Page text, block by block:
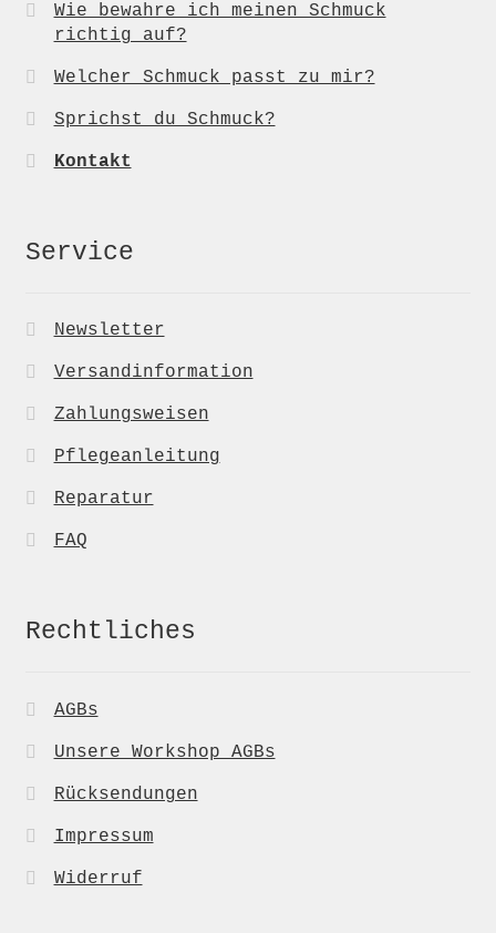
Wie bewahre ich meinen Schmuck
richtig auf?
Welcher Schmuck passt zu mir?
Sprichst du Schmuck?
Kontakt
Service
Newsletter
Versandinformation
Zahlungsweisen
Pflegeanleitung
Reparatur
FAQ
Rechtliches
AGBs
Unsere Workshop AGBs
Rücksendungen
Impressum
Widerruf